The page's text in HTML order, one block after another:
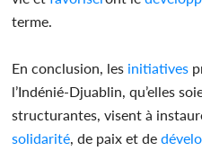
terme.
En conclusion, les initiatives
l’Indénié-Djuablin, qu’elles
structurantes, visent à
solidarité , de paix et de